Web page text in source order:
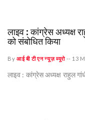
लाइव : कांग्रेस अध्यक्ष
को संबोधित किया
Byआई बी टी एन न्यूज़ ब्यूरो -- 13
लाइव : कांग्रेस अध्यक्ष राहुल